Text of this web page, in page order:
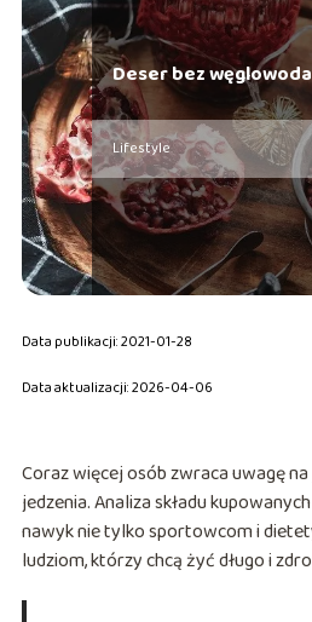
Deser bez
Lifestyle
Data publikacji: 2021-01-28
Data aktualizacji: 2026-04-06
Coraz więcej osób zwraca uwagę
jedzenia. Analiza składu
nawyk nie tylko sportowcom i
ludziom, którzy chcą żyć długo i